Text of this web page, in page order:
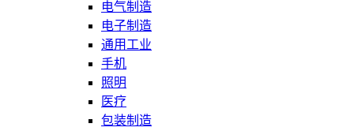
电气制造
电子制造
通用工业
手机
照明
医疗
包装制造